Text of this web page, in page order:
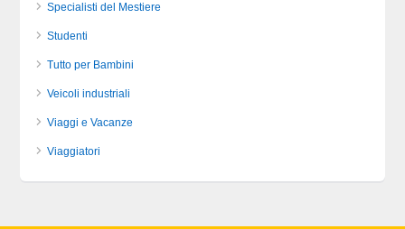
Specialisti del Mestiere
Studenti
Tutto per Bambini
Veicoli industriali
Viaggi e Vacanze
Viaggiatori